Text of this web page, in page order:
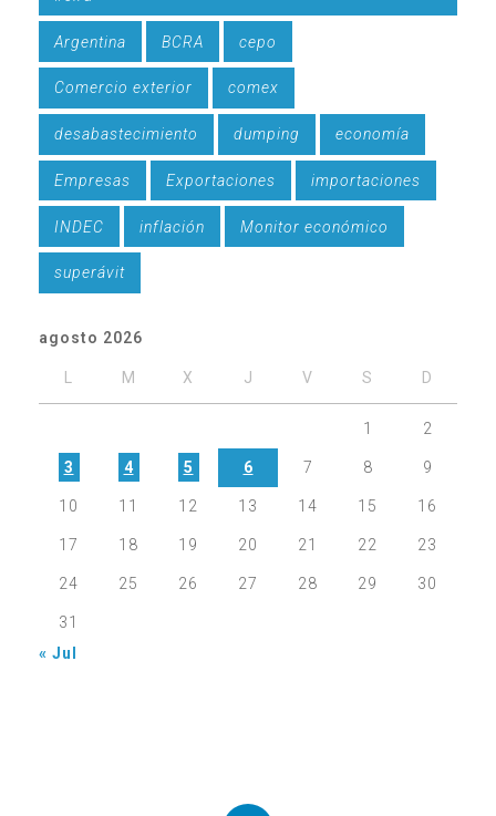
Argentina BCRA cepo
Comercio exterior comex
desabastecimiento dumping economía
Empresas Exportaciones importaciones
INDEC inflación Monitor económico
superávit
agosto 2026
L M X J V S D
1 2
3 4 5 6 7 8 9
10 11 12 13 14 15 16
17 18 19 20 21 22 23
24 25 26 27 28 29 30
31
« Jul